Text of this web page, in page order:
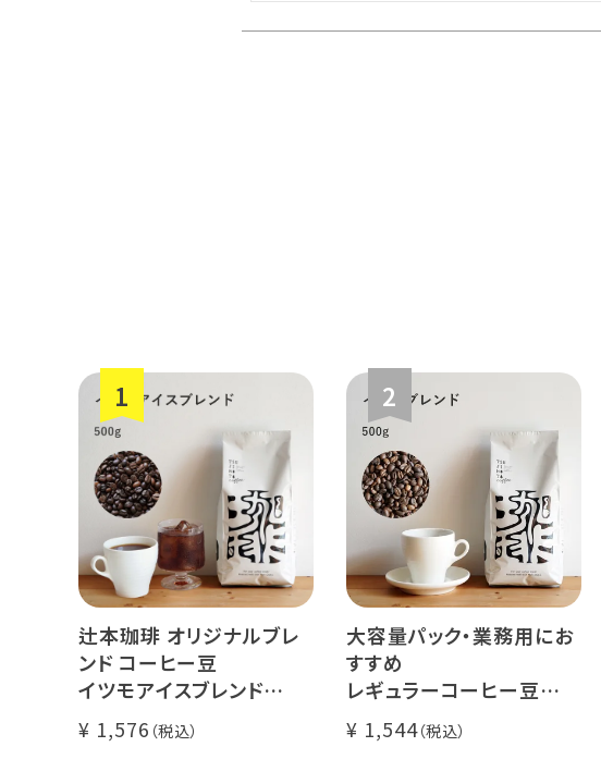
辻本珈琲 オリジナルブレ
ンド コーヒー豆
イツモアイスブレンド
500g
アイスコーヒーにオススメ
1,576
大容量パック・業務用にお
すすめ
レギュラーコーヒー豆
イツモブレンド 500g
1,544